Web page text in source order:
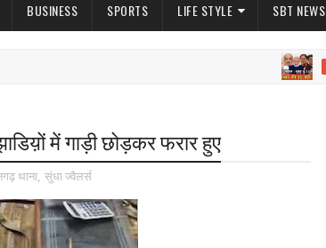
BUSINESS SPORTS LIFE STYLE SBT NEWS
NEWS
में गाड़ी छोड़कर फरार हुए
थाना, सुंधा ज्वैलर्स